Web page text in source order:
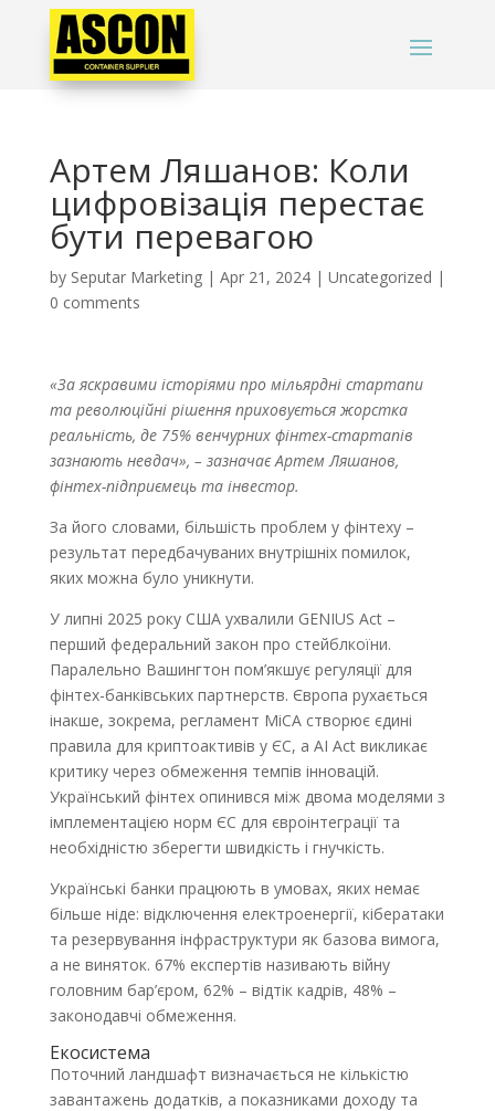
Артем Ляшанов: Коли
цифровізація перестає
бути перевагою
by Seputar Marketing| Apr 21, 2024| Uncategorized |
0 comments
«За яскравими історіями про мільярдні стартапи
та революційні рішення приховується жорстка
реальність, де 75% венчурних фінтех-стартапів
зазнають невдач», – зазначає Артем Ляшанов,
фінтех-підприємець та інвестор.
За його словами, більшість проблем у фінтеху –
результат передбачуваних внутрішніх помилок,
яких можна було уникнути.
У липні 2025 року США ухвалили GENIUS Act –
перший федеральний закон про стейблкоїни.
Паралельно Вашингтон пом’якшує регуляції для
фінтех-банківських партнерств. Європа рухається
інакше, зокрема, регламент MiCA створює єдині
правила для криптоактивів у ЄС, а AI Act викликає
критику через обмеження темпів інновацій.
Український фінтех опинився між двома моделями з
імплементацією норм ЄС для євроінтеграції та
необхідністю зберегти швидкість і гнучкість.
Українські банки працюють в умовах, яких немає
більше ніде: відключення електроенергії, кібератаки
та резервування інфраструктури як базова вимога,
а не виняток. 67% експертів називають війну
головним бар’єром, 62% – відтік кадрів, 48% –
законодавчі обмеження.
Екосистема
Поточний ландшафт визначається не кількістю
завантажень додатків, а показниками доходу та